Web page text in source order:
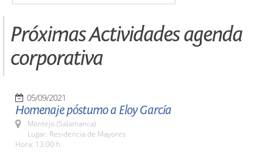
Próximas Actividades agenda
corporativa
05/09/2021
Homenaje póstumo a Eloy García
Montejo (Salamanca)
Lugar: Residencia de Mayores
Hora: 13:00 h.